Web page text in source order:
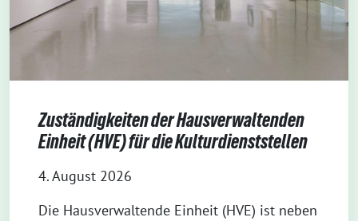
Zuständigkeiten der Hausverwaltenden
Einheit (HVE) für die Kulturdienststellen
4. August 2026
Die Hausverwaltende Einheit (HVE) ist neben